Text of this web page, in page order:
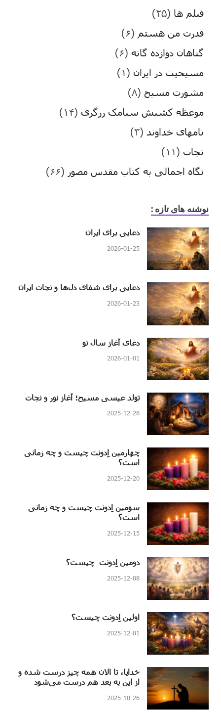
فیلم ها (۲۵)
قدرت من هستم (۶)
گناهان دوازده گانه (۶)
مسیحیت در ایران (۱)
مشورت مسیح (۸)
موعظه کشیش سیامک زرگری (۱۴)
نامهای خداوند (۳)
نجات (۱۱)
نگاه اجمالی به کتاب مقدس مصور (۶۶)
نوشنه های تازه :
دعایی برای ایران
2026-01-25
دعایی برای شفای دل‌ها و نجات ایران
2026-01-23
دعای آغاز سال نو
2026-01-01
تولد عیسی مسیح؛ آغاز نور و نجات
2025-12-28
چهارمین اِدونت چیست و چه زمانی
است؟
2025-12-20
سومین اِدونت چیست و چه زمانی
است؟
2025-12-15
دومین اِدونت چیست؟
2025-12-08
اولین اِدونت چیست؟
2025-12-01
خدایا، تا الان همه چیز درست شده و
از این به بعد هم درست می‌شود
2025-10-26